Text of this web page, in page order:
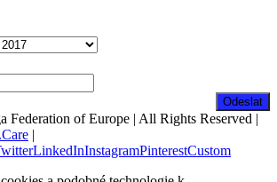
Odeslat
Federation of Europe | All Rights Reserved |
|
LinkedInInstagramPinterestCustom